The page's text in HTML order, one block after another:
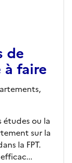
de
faire
études ou la
sur la
la FPT.